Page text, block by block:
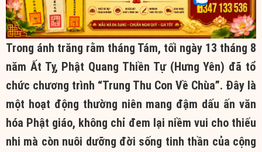
Trong ánh trăng rằm tháng Tám, tối ngày 13 tháng 8
năm Ất Tỵ, Phật Quang Thiền Tự (Hưng Yên) đã tổ
chức chương trình “Trung Thu Con Về Chùa”. Đây là
một hoạt động thường niên mang đậm dấu ấn văn
hóa Phật giáo, không chỉ đem lại niềm vui cho thiếu
nhi mà còn nuôi dưỡng đời sống tinh thần của cộng